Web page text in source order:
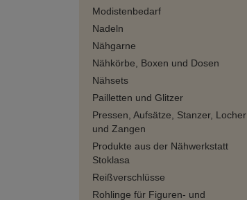
Modistenbedarf
Nadeln
Nähgarne
Nähkörbe, Boxen und Dosen
Nähsets
Pailletten und Glitzer
Pressen, Aufsätze, Stanzer, Locher
und Zangen
Produkte aus der Nähwerkstatt
Stoklasa
Reißverschlüsse
Rohlinge für Figuren- und